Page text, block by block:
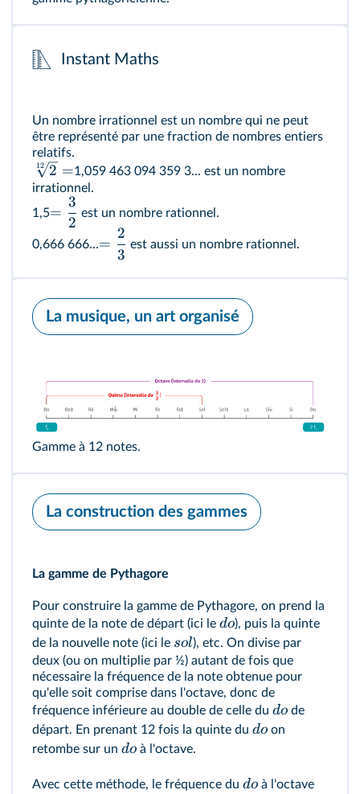
Instant Maths
Un nombre irrationnel est un nombre qui ne peut
être représenté par une fraction de nombres entiers
relatifs.
12 2 =1,059 463 094 359 3... est un nombre
irrationnel.
1,5=
2
3
est un nombre rationnel.
0,666 666…=
3
2
est aussi un nombre rationnel.
La musique, un art organisé
Gamme à 12 notes.
La construction des gammes
La gamme de Pythagore
Pour construire la gamme de Pythagore, on prend la
quinte de la note de départ (ici le do), puis la quinte
de la nouvelle note (ici le sol), etc. On divise par
deux (ou on multiplie par ½) autant de fois que
nécessaire la fréquence de la note obtenue pour
qu'elle soit comprise dans l'octave, donc de
fréquence inférieure au double de celle du do de
départ. En prenant 12 fois la quinte du do on
retombe sur un do à l'octave.
Avec cette méthode, le fréquence du do à l'octave